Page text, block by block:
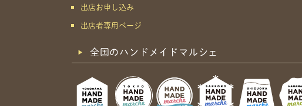
出店お申し込み
出店者専用ページ
全国のハンドメイドマルシェ